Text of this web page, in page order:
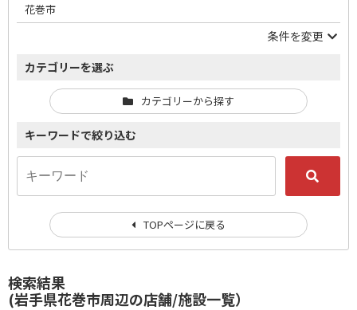
検索結果
(岩手県花巻市周辺の店舗/施設一覧）
花巻市
条件を変更
カテゴリーを選ぶ
カテゴリーから探す
キーワードで絞り込む
TOPページに戻る